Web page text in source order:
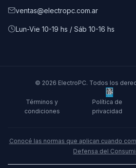
ventas@electropc.com.ar
Lun-Vie 10-19 hs / Sáb 10-16 hs
© 2026 ElectroPC. Todos los
Términos y
condiciones
Política de
privacidad
Conocé las normas que aplican cuando
Defensa del